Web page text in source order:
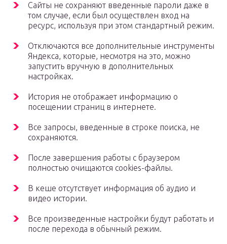
Сайты не сохраняют введенные пароли даже в
том случае, если был осуществлен вход на
ресурс, используя при этом стандартный режим.
Отключаются все дополнительные инструменты
Яндекса, которые, несмотря на это, можно
запустить вручную в дополнительных
настройках.
История не отображает информацию о
посещении страниц в интернете.
Все запросы, введенные в строке поиска, не
сохраняются.
После завершения работы с браузером
полностью очищаются cookies-файлы.
В кеше отсутствует информация об аудио и
видео истории.
Все произведенные настройки будут работать и
после перехода в обычный режим.